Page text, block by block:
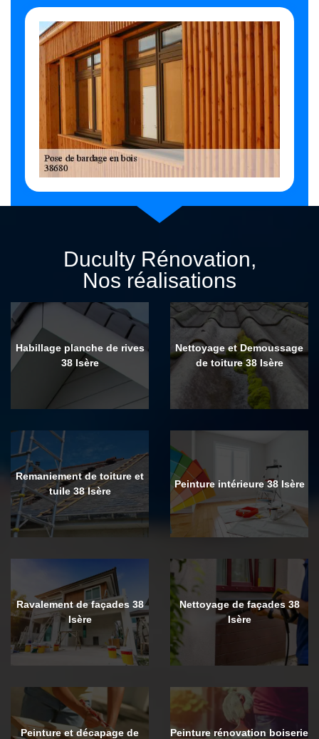
Duculty Rénovation,
Nos réalisations
Habillage planche de rives
38 Isère
Nettoyage et Demoussage
de toiture 38 Isère
Remaniement de toiture et
tuile 38 Isère
Peinture intérieure 38 Isère
Ravalement de façades 38
Isère
Nettoyage de façades 38
Isère
Peinture et décapage de
Peinture rénovation boiserie